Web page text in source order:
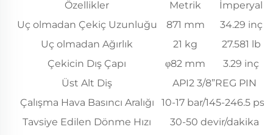
Özellikler
Metrik
İmperyal
Uç olmadan Çekiç Uzunluğu
871 mm
34.29 inç
Uç olmadan Ağırlık
21 kg
27.581 lb
Çekicin Dış Çapı
φ82 mm
3.29 inç
Üst Alt Diş
API2 3/8”REG PIN
Çalışma Hava Basıncı Aralığı
10-17 bar/145-246.5 psi
Tavsiye Edilen Dönme Hızı
30-50 devir/dakika